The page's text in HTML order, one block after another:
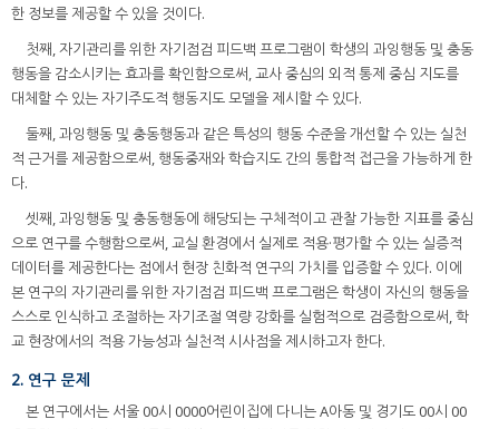
한 정보를 제공할 수 있을 것이다.
첫째, 자기관리를 위한 자기점검 피드백 프로그램이 학생의 과잉행동 및 충동
행동을 감소시키는 효과를 확인함으로써, 교사 중심의 외적 통제 중심 지도를
대체할 수 있는 자기주도적 행동지도 모델을 제시할 수 있다.
둘째, 과잉행동 및 충동행동과 같은 특성의 행동 수준을 개선할 수 있는 실천
적 근거를 제공함으로써, 행동중재와 학습지도 간의 통합적 접근을 가능하게 한
다.
셋째, 과잉행동 및 충동행동에 해당되는 구체적이고 관찰 가능한 지표를 중심
으로 연구를 수행함으로써, 교실 환경에서 실제로 적용·평가할 수 있는 실증적
데이터를 제공한다는 점에서 현장 친화적 연구의 가치를 입증할 수 있다. 이에
본 연구의 자기관리를 위한 자기점검 피드백 프로그램은 학생이 자신의 행동을
스스로 인식하고 조절하는 자기조절 역량 강화를 실험적으로 검증함으로써, 학
교 현장에서의 적용 가능성과 실천적 시사점을 제시하고자 한다.
2. 연구 문제
본 연구에서는 서울 00시 0000어린이집에 다니는 A아동 및 경기도 00시 00